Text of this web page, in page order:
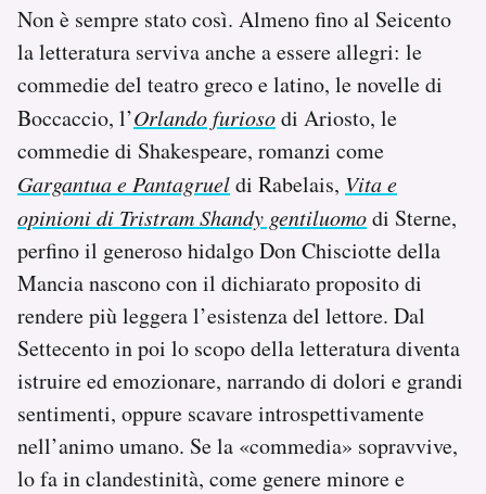
Non è sempre stato così. Almeno fino al Seicento
la letteratura serviva anche a essere allegri: le
commedie del teatro greco e latino, le novelle di
Boccaccio, l’Orlando furiosodi Ariosto, le
commedie di Shakespeare, romanzi come
Gargantua e Pantagrueldi Rabelais, Vita e
opinioni di Tristram Shandy gentiluomodi Sterne,
perfino il generoso hidalgo Don Chisciotte della
Mancia nascono con il dichiarato proposito di
rendere più leggera l’esistenza del lettore. Dal
Settecento in poi lo scopo della letteratura diventa
istruire ed emozionare, narrando di dolori e grandi
sentimenti, oppure scavare introspettivamente
nell’animo umano. Se la «commedia» sopravvive,
lo fa in clandestinità, come genere minore e